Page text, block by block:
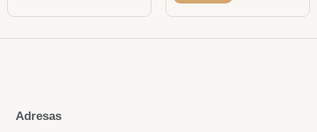
Adresas